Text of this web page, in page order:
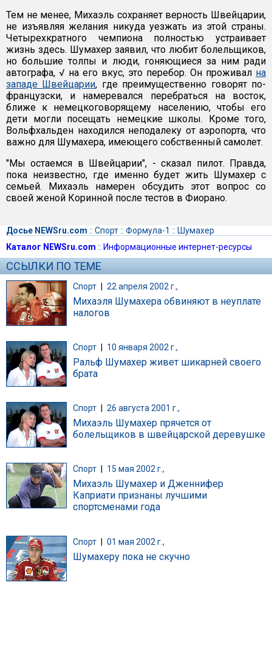
Тем не менее, Михаэль сохраняет верность Швейцарии,
не изъявляя желания никуда уезжать из этой страны.
Четырехкратного чемпиона полностью устраивает
жизнь здесь. Шумахер заявил, что любит болельщиков,
но большие толпы и люди, гоняющиеся за ним ради
автографа, √ на его вкус, это перебор. Он проживал на
западе Швейцарии, где преимущественно говорят по-
французски, и намеревался перебраться на восток,
ближе к немецкоговорящему населению, чтобы его
дети могли посещать немецкие школы. Кроме того,
Вольфхальден находился неподалеку от аэропорта, что
важно для Шумахера, имеющего собственный самолет.
"Мы остаемся в Швейцарии", - сказал пилот. Правда,
пока неизвестно, где именно будет жить Шумахер с
семьей. Михаэль намерен обсудить этот вопрос со
своей женой Коринной после тестов в Фиорано.
Досье NEWSru.com :: Спорт:: Формула-1 :: Шумахер
Каталог NEWSru.com :: Информационные интернет-ресурсы
ССЫЛКИ ПО ТЕМЕ
Спорт | 22 апреля 2002 г.,
Михаэля Шумахера обвиняют в неуплате
налогов
Спорт 10 января 2002 г.,
Ральф Шумахер живет шикарней своего
брата
Спорт 26 августа 2001 г.,
Михаэль Шумахер прячется от
болельщиков в швейцарской деревушке
Спорт 15 мая 2002 г.,
Михаэль Шумахер и Дженнифер
Каприати признаны лучшими
спортсменами года
Спорт | 01 мая 2002 г.,
Шумахеру пока не скучно